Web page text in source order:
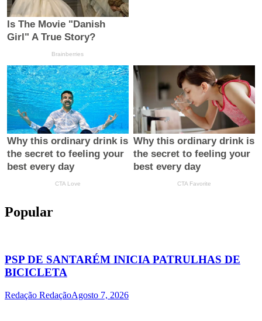
Popular
PSP DE SANTARÉM INICIA PATRULHAS DE
BICICLETA
Redação RedaçãoAgosto 7, 2026